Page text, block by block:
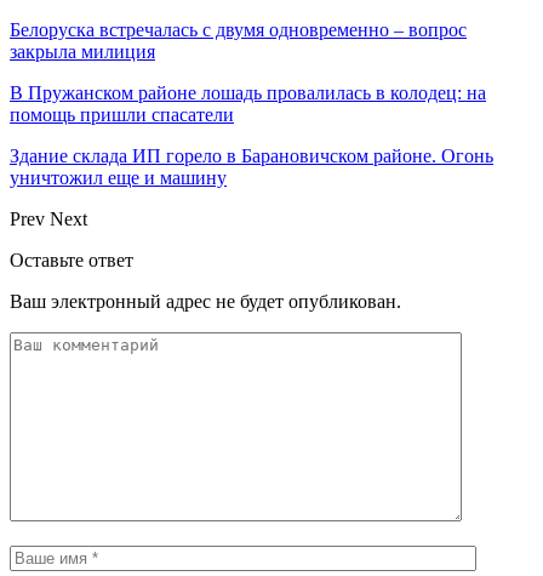
Белоруска встречалась с двумя одновременно – вопрос
закрыла милиция
В Пружанском районе лошадь провалилась в колодец: на
помощь пришли спасатели
Здание склада ИП горело в Барановичском районе. Огонь
уничтожил еще и машину
Prev Next
Оставьте ответ
Ваш электронный адрес не будет опубликован.